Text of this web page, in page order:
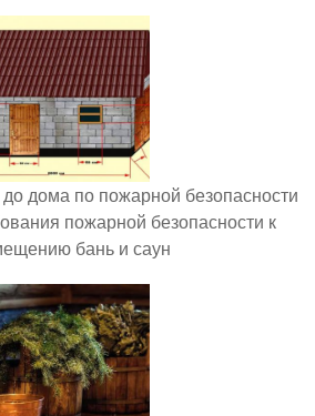
дома по пожарной безопасности
пожарной безопасности к
бань и саун